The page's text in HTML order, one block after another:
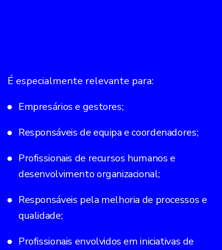
É especialmente relevante para:
Empresários e gestores;
Responsáveis de equipa e coordenadores;
Profissionais de recursos humanos e
desenvolvimento organizacional;
Responsáveis pela melhoria de processos e
qualidade;
Profissionais envolvidos em iniciativas de